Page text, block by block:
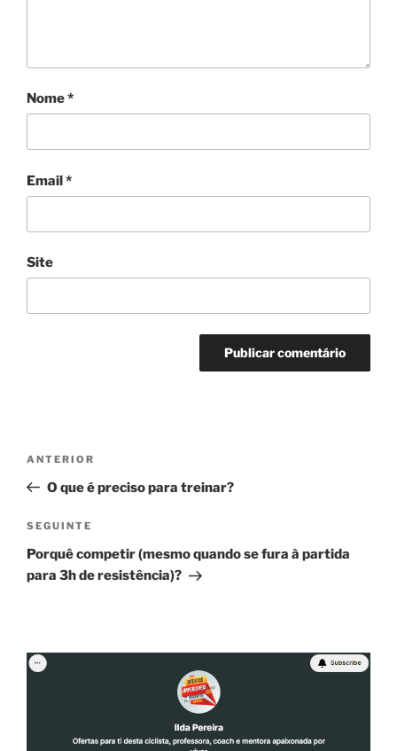
Nome*
Email*
Site
artigos
Conteúdo
anterior
ANTERIOR
O que é preciso para treinar?
Conteúdo
seguinte
SEGUINTE
Porquê competir (mesmo quando se fura à partida
para 3h de resistência)?